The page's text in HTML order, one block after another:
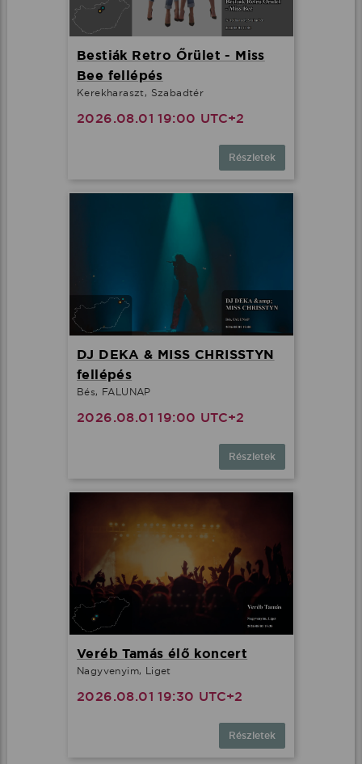
Bestiák Retro Őrület - Miss
Bee fellépés
Kerekharaszt, Szabadtér
2026.08.01 19:00 UTC+2
Részletek
DJ DEKA & MISS CHRISSTYN
fellépés
Bés, FALUNAP
2026.08.01 19:00 UTC+2
Részletek
Veréb Tamás élő koncert
Nagyvenyim, Liget
2026.08.01 19:30 UTC+2
Részletek